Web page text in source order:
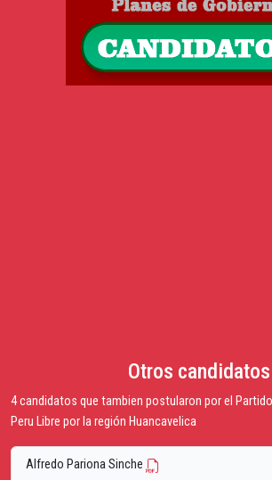
Otros candidatos
4 candidatos que tambien postularon por el
Peru Libre por la región Huancavelica
Alfredo Pariona Sinche